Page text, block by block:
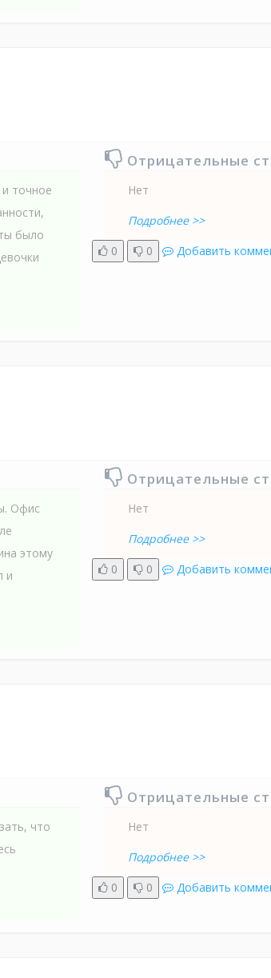
точное
было
Отрицательные
Нет
Подробнее >>
0
0 Добавить
Офис
этому
и
Отрицательные
Нет
Подробнее >>
0
0 Добавить
что
Отрицательные
Нет
Подробнее >>
0
0 Добавить